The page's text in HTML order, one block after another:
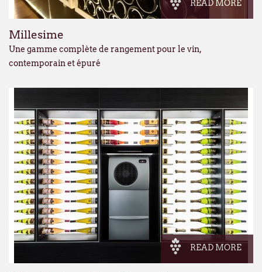
READ MORE
Millesime
Une gamme complète de rangement pour le vin,
contemporain et épuré
READ MORE